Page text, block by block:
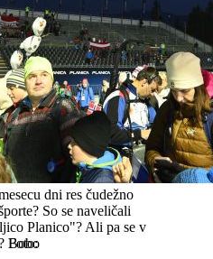
dni res čudežno
So se naveličali
Planico"? Ali pa se v
Bobo